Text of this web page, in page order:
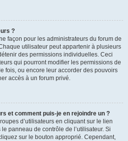
?
façon pour les administrateurs du forum de
utilisateur peut appartenir à plusieurs
des permissions individuelles. Ceci
qui pourront modifier les permissions de
fois, ou encore leur accorder des pouvoirs
accès à un forum privé.
et comment puis-je en rejoindre un ?
d’utilisateurs en cliquant sur le lien
panneau de contrôle de l’utilisateur. Si
sur le bouton approprié. Cependant,